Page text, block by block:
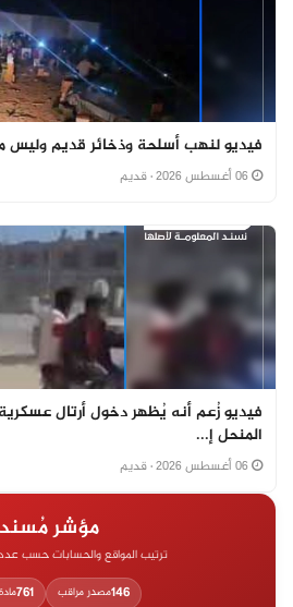
فيديو لنهب أسلحة وذخائر قديم وليس
· قديم
فيديو زُعم أنه يُظهر دخول أرتال
المنحل إ...
· قديم
مؤشر مُسند
ترتيب المواقع والحسابات حسب عدد
146مصدر مراقب 761